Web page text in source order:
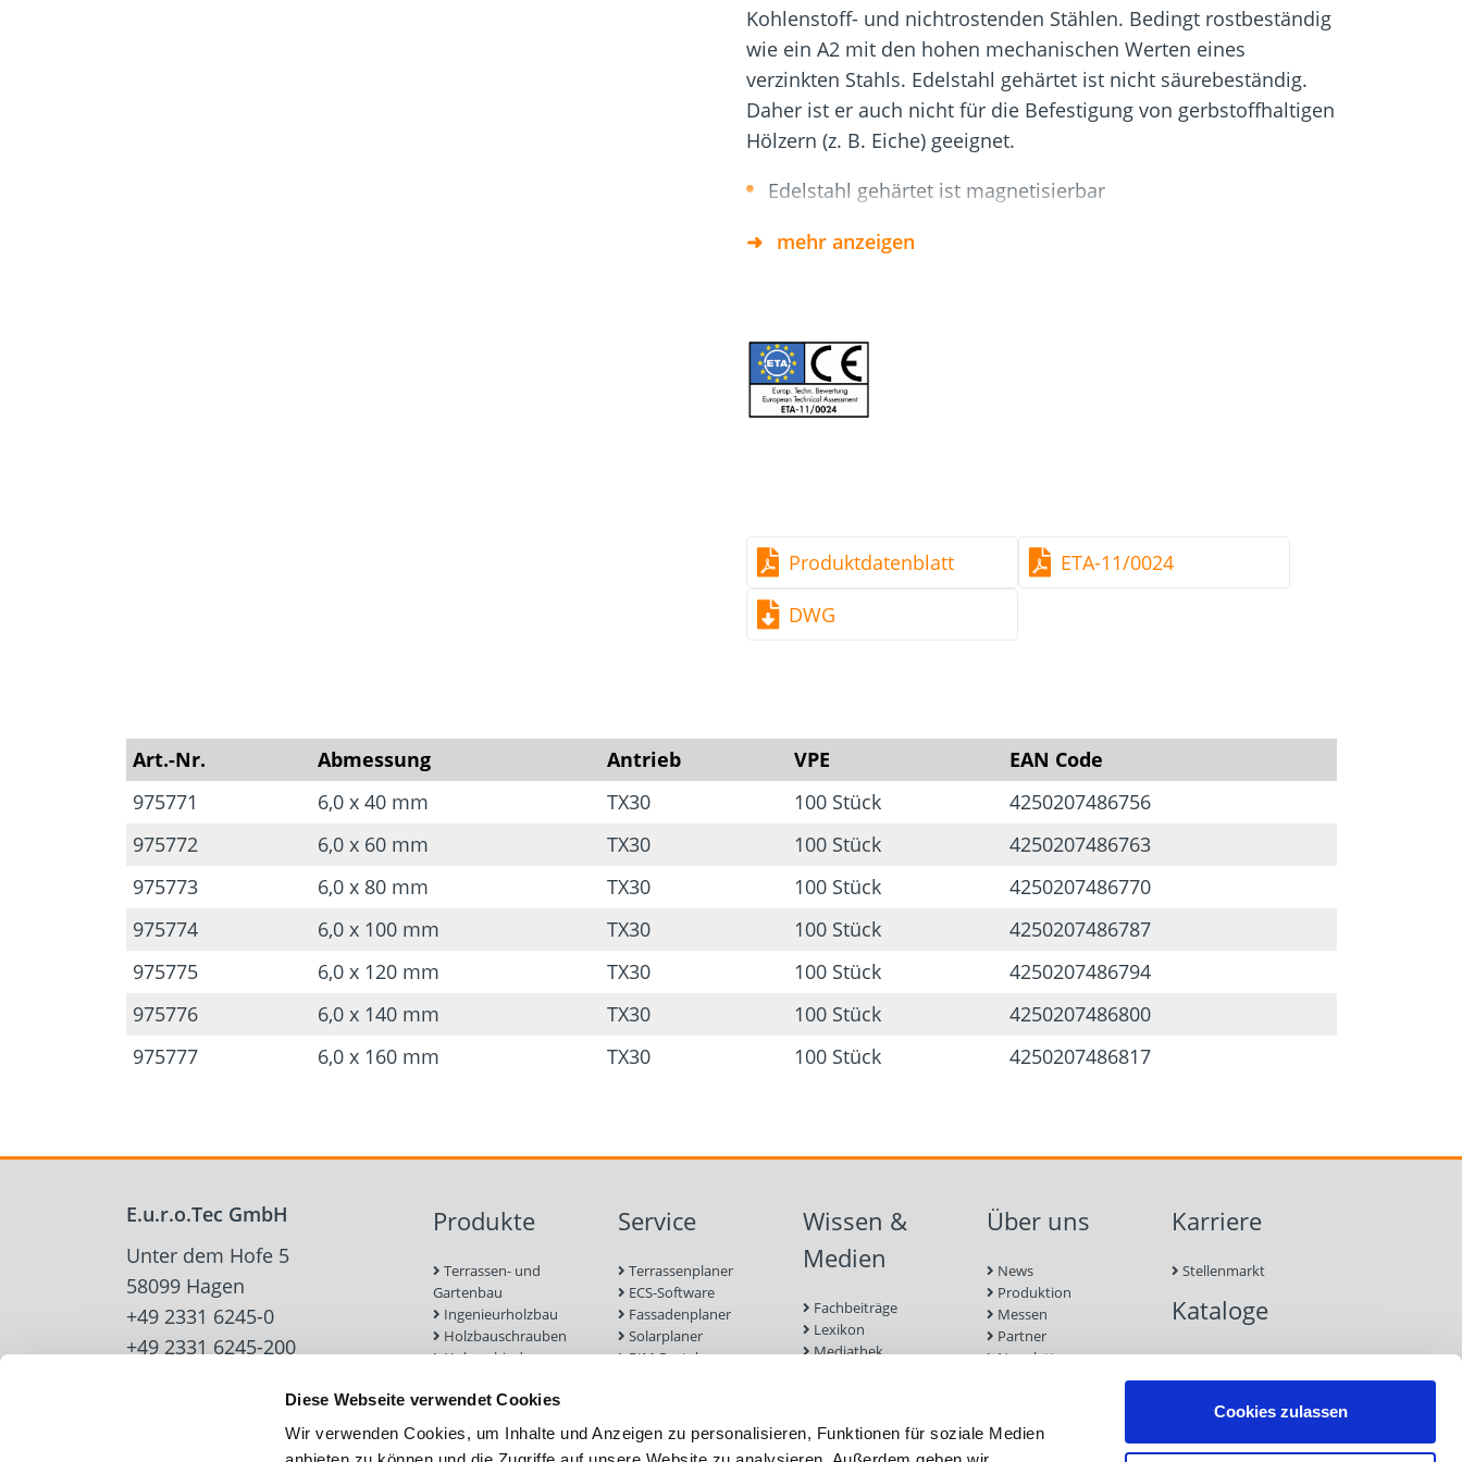
Diese Webseite verwendet Cookies
Wir verwenden Cookies, um Inhalte und Anzeigen zu personalisieren, Funktionen für soziale Medien
Cookies zulassen
Kohlenstoff- und nichtrostenden Stählen. Bedingt rostbeständig
wie ein A2 mit den hohen mechanischen Werten eines
verzinkten Stahls. Edelstahl gehärtet ist nicht säurebeständig.
Daher ist er auch nicht für die Befestigung von gerbstoffhaltigen
Hölzern (z. B. Eiche) geeignet.
Edelstahl gehärtet ist magnetisierbar
Nichtrostender Stahl nach DIN 10088
Vorteile Schraubenspitze AG
mehr anzeigen
Produktdatenblatt
ETA-11/0024
DWG
Art.-Nr. Abmessung Antrieb VPE
EAN Code
975771
6,0 x 40 mm TX30 100 Stück
4250207486756
975772
6,0 x 60 mm TX30 100 Stück
4250207486763
975773
6,0 x 80 mm TX30 100 Stück
4250207486770
975774
6,0 x 100 mm TX30 100 Stück
4250207486787
975775
6,0 x 120 mm TX30 100 Stück
4250207486794
975776
6,0 x 140 mm TX30 100 Stück
4250207486800
975777
6,0 x 160 mm TX30 100 Stück 4250207486817
E.u.r.o.Tec GmbH
Unter dem Hofe 5
58099 Hagen
+49 2331 6245-0
+49 2331 6245-200
Produkte
Terrassen- und
Gartenbau
Ingenieurholzbau
Holzbauschrauben
Holzverbinder
Werkzeuge und
Zubehör
Beton- und Mauerwerk
Service
Terrassenplaner
ECS-Software
Fassadenplaner
Solarplaner
BIM-Portal
Schraubenfinder
Wissen &
Medien
Fachbeiträge
Lexikon
Mediathek
Über uns
News
Produktion
Messen
Partner
Newsletter
Karriere
Stellenmarkt
Kataloge